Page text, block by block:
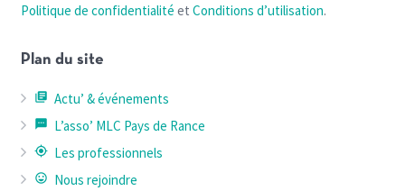
Politique de confidentialité et Conditions d’utilisation.
Plan du site
library_books Actu’ & événements
textsms L’asso’ MLC Pays de Rance
my_location Les professionnels
sentiment_very_satisfied Nous rejoindre